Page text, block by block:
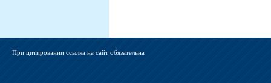
При цитировании ссылка на сайт обязательна